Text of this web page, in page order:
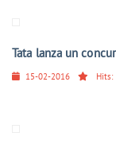
Tata lanza un
15-02-2016 Hits: